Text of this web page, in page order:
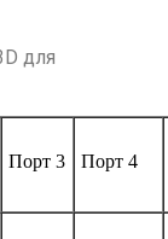
для
Порт 3 Порт 4